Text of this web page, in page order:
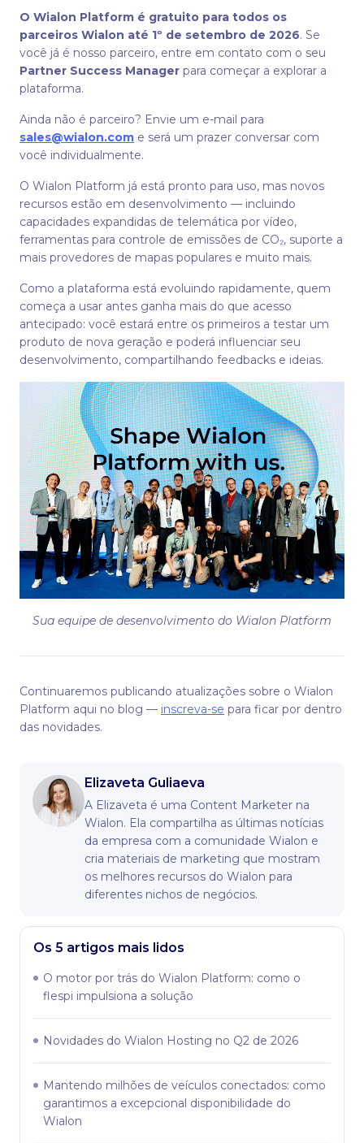
O Wialon Platform é gratuito para todos os
parceiros Wialon até 1º de setembro de 2026. Se
você já é nosso parceiro, entre em contato com o seu
Partner Success Manager para começar a explorar a
plataforma.
Ainda não é parceiro? Envie um e-mail para
sales@wialon.com e será um prazer conversar com
você individualmente.
O Wialon Platform já está pronto para uso, mas novos
recursos estão em desenvolvimento — incluindo
capacidades expandidas de telemática por vídeo,
ferramentas para controle de emissões de CO₂, suporte a
mais provedores de mapas populares e muito mais.
Como a plataforma está evoluindo rapidamente, quem
começa a usar antes ganha mais do que acesso
antecipado: você estará entre os primeiros a testar um
produto de nova geração e poderá influenciar seu
desenvolvimento, compartilhando feedbacks e ideias.
Sua equipe de desenvolvimento do Wialon Platform
Continuaremos publicando atualizações sobre o Wialon
Platform aqui no blog — inscreva-se para ficar por dentro
das novidades.
Elizaveta Guliaeva
A Elizaveta é uma Content Marketer na
Wialon. Ela compartilha as últimas notícias
da empresa com a comunidade Wialon e
cria materiais de marketing que mostram
os melhores recursos do Wialon para
diferentes nichos de negócios.
Os 5 artigos mais lidos
O motor por trás do Wialon Platform: como o
flespi impulsiona a solução
Novidades do Wialon Hosting no Q2 de 2026
Mantendo milhões de veículos conectados: como
garantimos a excepcional disponibilidade do
Wialon